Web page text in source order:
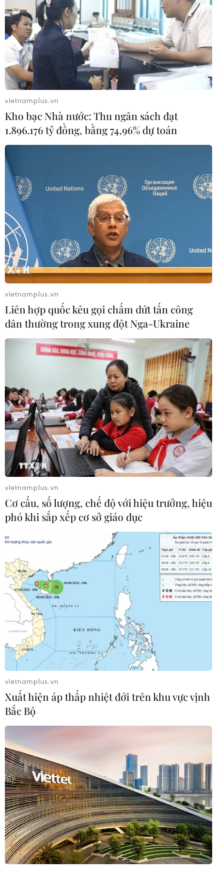
TIN CÙNG CHUYÊN MỤC
Nghệ nhân Đặng Văn Hậu
thổi sức sống mới cho nghệ thuật tò
he truyền thống
07/08/2026 03:19
vietnamplus.vn
Kho bạc Nhà nước: Thu ngân sách đạt
1.896.176 tỷ đồng, bằng 74,96% dự toán
vietnamplus.vn
Liên hợp quốc kêu gọi chấm dứt tấn công
dân thường trong xung đột Nga-Ukraine
vietnamplus.vn
Cơ cấu, số lượng, chế độ với hiệu trưởng, hiệu
phó khi sắp xếp cơ sở giáo dục
vietnamplus.vn
Xuất hiện áp thấp nhiệt đới trên khu vực vịnh
Bắc Bộ